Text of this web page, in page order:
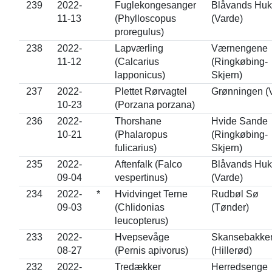
239
2022-
11-13
Fuglekongesanger
(Phylloscopus
proregulus)
Blåvands Huk
(Varde)
238
2022-
11-12
Lapværling
(Calcarius
lapponicus)
Værnengene
(Ringkøbing-
Skjern)
237
2022-
10-23
Plettet Rørvagtel
(Porzana porzana)
Grønningen
236
2022-
10-21
Thorshane
(Phalaropus
fulicarius)
Hvide Sande
(Ringkøbing-
Skjern)
235
2022-
09-04
Aftenfalk (Falco
vespertinus)
Blåvands Huk
(Varde)
234
2022-
09-03
*
Hvidvinget Terne
(Chlidonias
leucopterus)
Rudbøl Sø
(Tønder)
233
2022-
08-27
Hvepsevåge
(Pernis apivorus)
(Hillerød)
232
2022- Tredækker Herredsenge